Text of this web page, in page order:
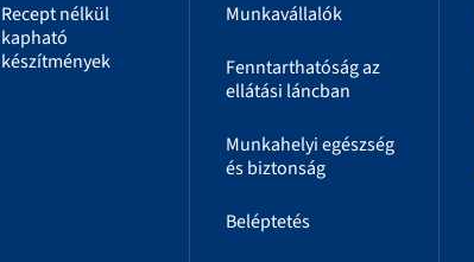
Recept nélkül
kapható
készítmények
Munkavállalók
Fenntarthatóság az
ellátási láncban
Munkahelyi egészség
és biztonság
Beléptetés